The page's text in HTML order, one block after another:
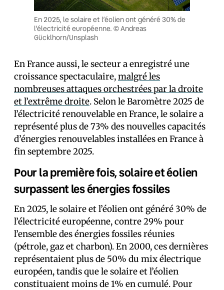
En 2025, le solaire et l’éolien ont généré 30% de
l’électricité européenne. © Andreas
Gücklhorn/Unsplash
En France aussi, le secteur a enregistré une
croissance spectaculaire,malgré les
nombreuses attaques orchestrées par la droite
et l’extrême droite. Selon le Baromètre 2025 de
l’électricité renouvelable en France, le solaire a
représenté plus de 73% des nouvelles capacités
d’énergies renouvelables installées en France à
fin septembre 2025.
Pour la première fois, solaire et éolien
surpassent les énergies fossiles
En 2025, le solaire et l’éolien ont généré 30% de
l’électricité européenne, contre 29% pour
l’ensemble des énergies fossiles réunies
(pétrole, gaz et charbon). En 2000, ces dernières
représentaient plus de 50% du mix électrique
européen, tandis que le solaire et l’éolien
constituaient moins de 1% en cumulé. Pour